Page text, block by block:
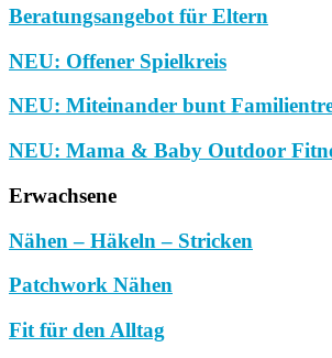
Beratungsangebot für Eltern
NEU: Offener Spielkreis
NEU: Miteinander bunt
NEU: Mama & Baby Outdoor
Erwachsene
Nähen – Häkeln – Stricken
Patchwork Nähen
Fit für den Alltag